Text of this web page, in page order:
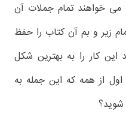
می خواهند تمام جملات آن
زیر و بم آن کتاب را حفظ
این کار را به بهترین شکل
از همه که این جمله به